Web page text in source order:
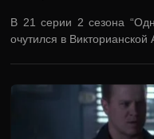
В 21 серии 2 сезона
очутился в Викторианской